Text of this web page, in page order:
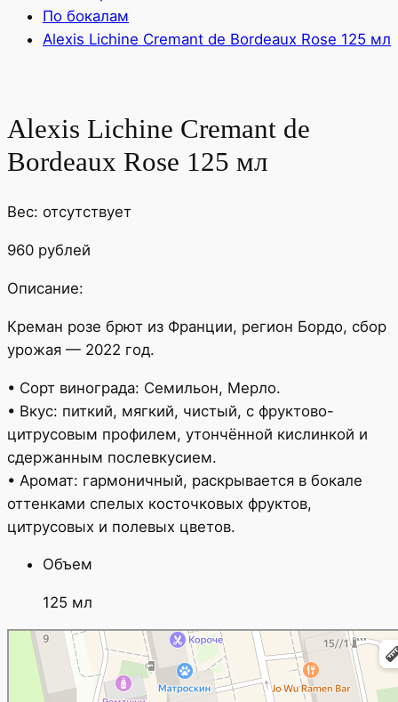
По бокалам
Alexis Lichine Cremant de Bordeaux Rose 125 мл
Alexis Lichine Cremant de
Bordeaux Rose 125 мл
Вес: отсутствует
960 рублей
Описание:
Креман розе брют из Франции, регион Бордо, сбор
урожая — 2022 год.
• Сорт винограда: Семильон, Мерло.
• Вкус: питкий, мягкий, чистый, с фруктово-
цитрусовым профилем, утончённой кислинкой и
сдержанным послевкусием.
• Аромат: гармоничный, раскрывается в бокале
оттенками спелых косточковых фруктов,
цитрусовых и полевых цветов.
Объем
125 мл